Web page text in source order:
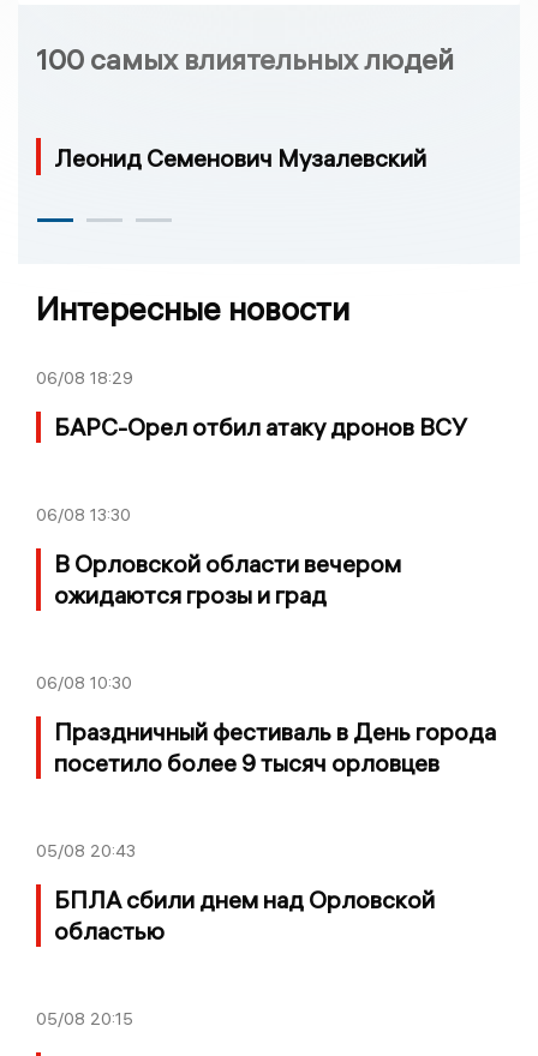
100 самых влиятельных людей
Леонид Семенович Музалевский
Интересные новости
06/08 18:29
БАРС-Орел отбил атаку дронов ВСУ
06/08 13:30
В Орловской области вечером
ожидаются грозы и град
06/08 10:30
Праздничный фестиваль в День города
посетило более 9 тысяч орловцев
05/08 20:43
БПЛА сбили днем над Орловской
областью
05/08 20:15